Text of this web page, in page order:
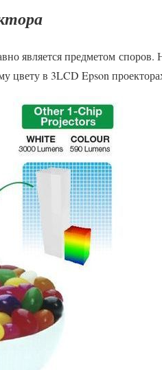
является предметом
цвету в 3LCD Epson